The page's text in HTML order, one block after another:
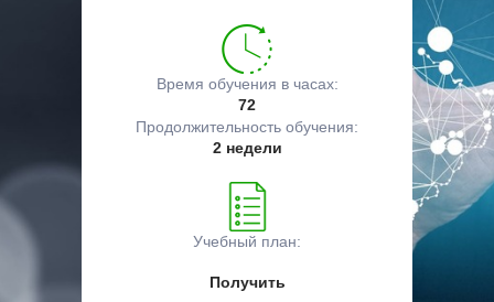
Время обучения в часах:
72
Продолжительность обучения:
2 недели
Учебный план:
Получить